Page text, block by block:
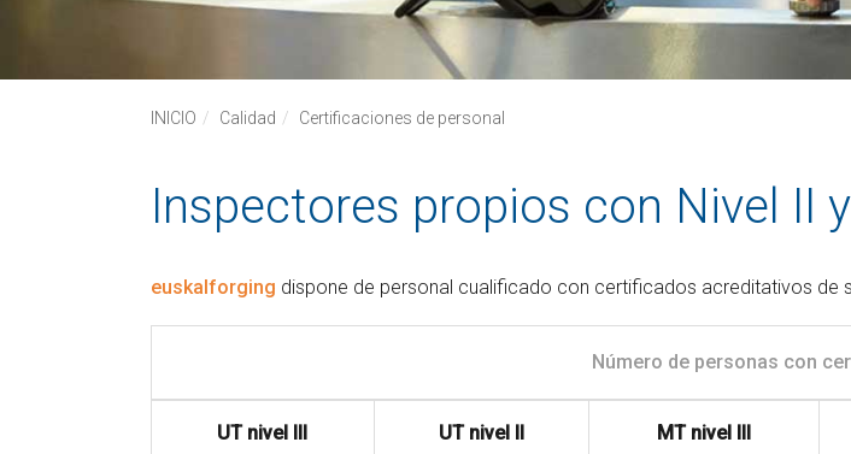
INICIO Calidad Certificaciones de personal
Inspectores propios con Nivel II
euskalforging dispone de personal cualificado con certificados acreditativos de
Número de personas con
UT nivel III UT nivel II MT nivel III